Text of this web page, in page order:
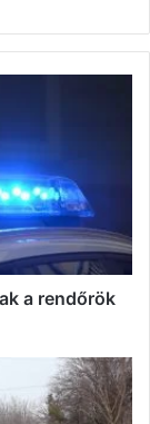
a rendőrök